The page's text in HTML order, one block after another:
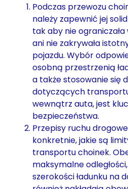
Podczas przewozu
należy zapewnić jej
tak aby nie
ani nie zakrywała
pojazdu. Wybór
osobną przestrzenią
a także stosowanie się
dotyczących
wewnątrz auta, jest
bezpieczeństwa.
Przepisy ruchu
konkretnie, jakie są
transportu choinek.
maksymalne
szerokości ładunku na